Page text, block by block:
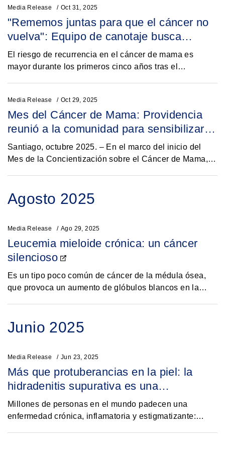
Media Release Oct 31, 2025
"Rememos juntas para que el cáncer no
vuelva": Equipo de canotaje busca
concientizar sobre el riesgo de
recurrencia en cáncer de mama
El riesgo de recurrencia en el cáncer de mama es
mayor durante los primeros cinco años tras el
mujeres...
Media Release Oct 29, 2025
Mes del Cáncer de Mama: Providencia
reunió a la comunidad para sensibilizar
sobre las brechas que enfrentan las
pacientes
Santiago, octubre 2025. – En el marco del inicio del
Mes de la Concientización sobre el Cáncer de Mama, la
Agosto 2025
Media Release Ago 29, 2025
Leucemia mieloide crónica: un cáncer
silencioso
Es un tipo poco común de cáncer de la médula ósea,
que provoca un aumento de glóbulos blancos en la
Junio 2025
Media Release Jun 23, 2025
Más que protuberancias en la piel: la
hidradenitis supurativa es una
enfermedad silenciosa y emocionalmente
debilitante
Millones de personas en el mundo padecen una
enfermedad crónica, inflamatoria y estigmatizante: